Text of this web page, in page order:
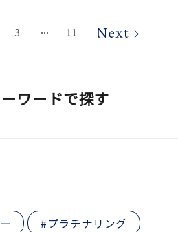
3 ⋯ 11
ワードで探す
#プラチナリング